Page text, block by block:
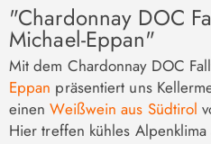
"Chardonnay DOC
Michael-Eppan"
Mit dem Chardonnay DOC
Eppan präsentiert uns
einenWeißwein aus Südtirol
Hier treffen kühles